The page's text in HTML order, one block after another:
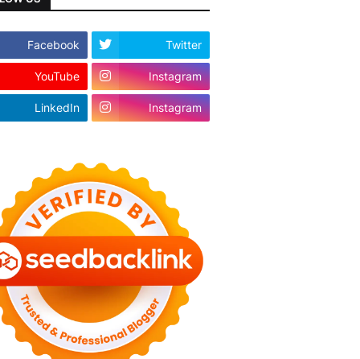
Facebook Twitter
YouTube Instagram
LinkedIn Instagram